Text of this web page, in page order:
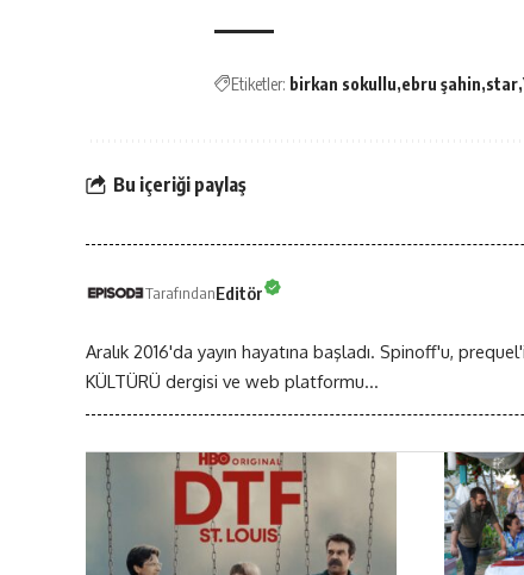
Etiketler: birkan sokullu ebru şahin star
Bu içeriği paylaş
TarafındanEditör
Aralık 2016'da yayın hayatına başladı. Spinoff'u,
KÜLTÜRÜ dergisi ve web platformu...